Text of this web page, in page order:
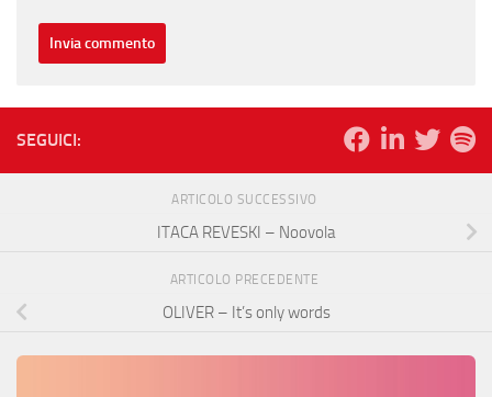
SEGUICI:
ARTICOLO SUCCESSIVO
ITACA REVESKI – Noovola
ARTICOLO PRECEDENTE
OLIVER – It’s only words